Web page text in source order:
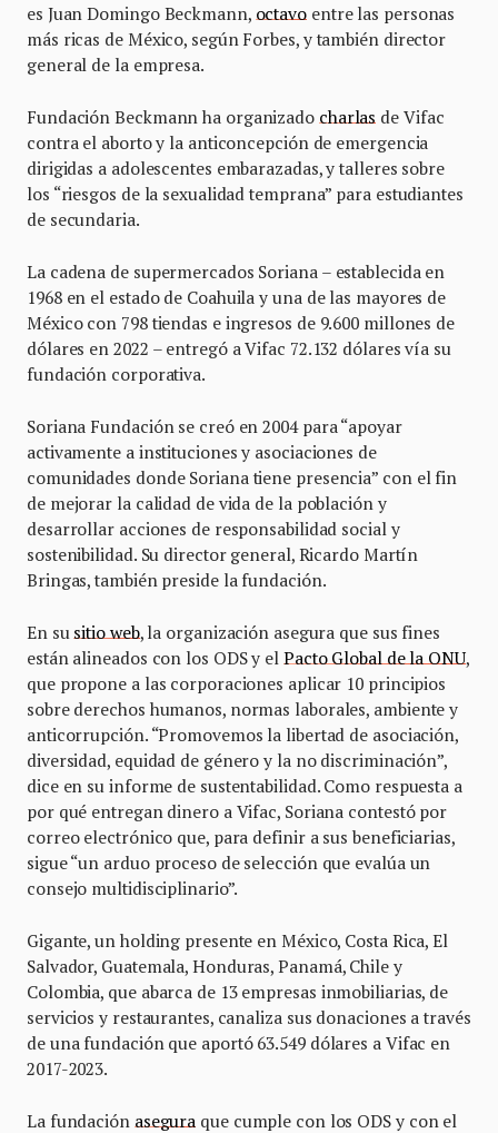
es Juan Domingo Beckmann, octavo entre las personas
más ricas de México, según Forbes, y también director
general de la empresa.
Fundación Beckmann ha organizado charlas de Vifac
contra el aborto y la anticoncepción de emergencia
dirigidas a adolescentes embarazadas, y talleres sobre
los “riesgos de la sexualidad temprana” para estudiantes
de secundaria.
La cadena de supermercados Soriana – establecida en
1968 en el estado de Coahuila y una de las mayores de
México con 798 tiendas e ingresos de 9.600 millones de
dólares en 2022 – entregó a Vifac 72.132 dólares vía su
fundación corporativa.
Soriana Fundación se creó en 2004 para “apoyar
activamente a instituciones y asociaciones de
comunidades donde Soriana tiene presencia” con el fin
de mejorar la calidad de vida de la población y
desarrollar acciones de responsabilidad social y
sostenibilidad. Su director general, Ricardo Martín
Bringas, también preside la fundación.
En su sitio web, la organización asegura que sus fines
están alineados con los ODS y el Pacto Global de la ONU,
que propone a las corporaciones aplicar 10 principios
sobre derechos humanos, normas laborales, ambiente y
anticorrupción. “Promovemos la libertad de asociación,
diversidad, equidad de género y la no discriminación”,
dice en su informe de sustentabilidad. Como respuesta a
por qué entregan dinero a Vifac, Soriana contestó por
correo electrónico que, para definir a sus beneficiarias,
sigue “un arduo proceso de selección que evalúa un
consejo multidisciplinario”.
Gigante, un holding presente en México, Costa Rica, El
Salvador, Guatemala, Honduras, Panamá, Chile y
Colombia, que abarca de 13 empresas inmobiliarias, de
servicios y restaurantes, canaliza sus donaciones a través
de una fundación que aportó 63.549 dólares a Vifac en
2017-2023.
La fundación asegura que cumple con los ODS y con el